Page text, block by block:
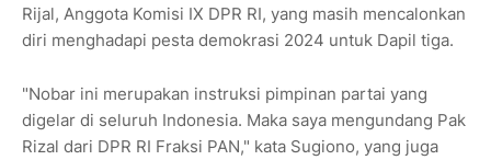
Rijal, Anggota Komisi IX DPR RI, yang masih mencalonkan
diri menghadapi pesta demokrasi 2024 untuk Dapil tiga.
"Nobar ini merupakan instruksi pimpinan partai yang
digelar di seluruh Indonesia. Maka saya mengundang Pak
Rizal dari DPR RI Fraksi PAN," kata Sugiono, yang juga